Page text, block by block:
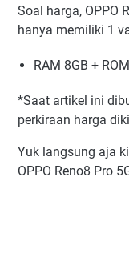
Soal harga, OPPO
hanya memiliki 1
RAM 8GB +
*Saat artikel ini
perkiraan harga
Yuk langsung aja
OPPO Reno8 Pro